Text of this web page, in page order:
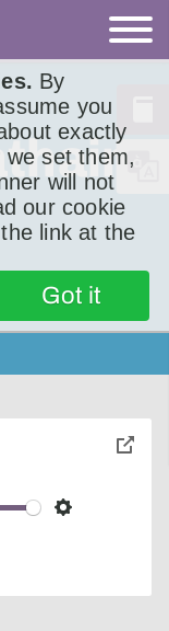
By
you
exactly
we set them,
will not
our cookie
link at the
Got it
Tabarin
Settings
toggle